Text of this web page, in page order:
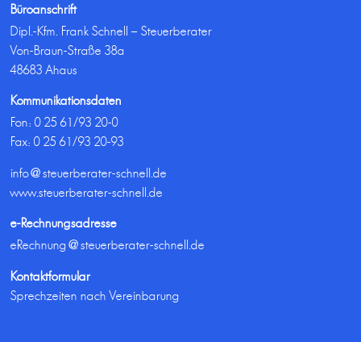
Büroanschrift
Dipl.-Kfm. Frank Schnell – Steuerberater
Von-Braun-Straße 38a
48683 Ahaus
Kommunikationsdaten
Fon:0 25 61/93 20-0
Fax: 0 25 61/93 20-93
info@steuerberater-schnell.de
www.steuerberater-schnell.de
e-Rechnungsadresse
eRechnung@steuerberater-schnell.de
Kontaktformular
Sprechzeiten nach Vereinbarung